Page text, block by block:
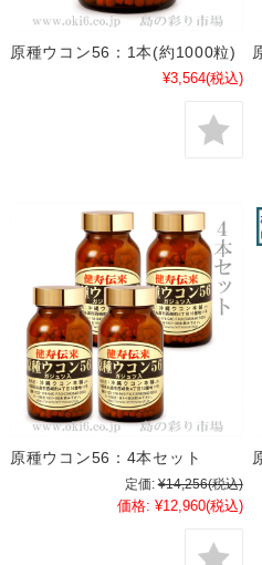
原種ウコン56：1本(約1000粒)
¥3,564(税込)
原種ウコン56：4本セット
定価: ¥14,256(税込)
価格: ¥12,960(税込)